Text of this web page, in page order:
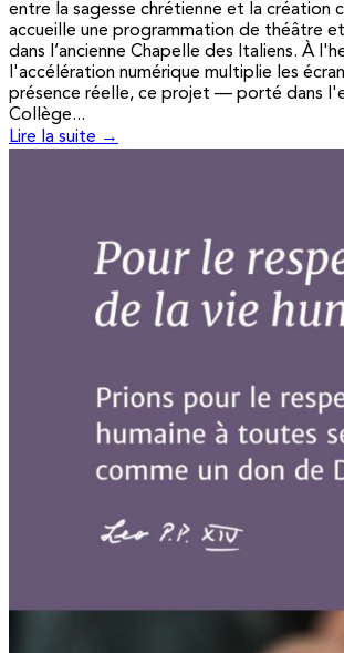
entre la sagesse chrétienne et la création
accueille une programmation de théâtre
dans l’ancienne Chapelle des Italiens. À
l'accélération numérique multiplie les
présence réelle, ce projet — porté dans
Collège...
Lire la suite →